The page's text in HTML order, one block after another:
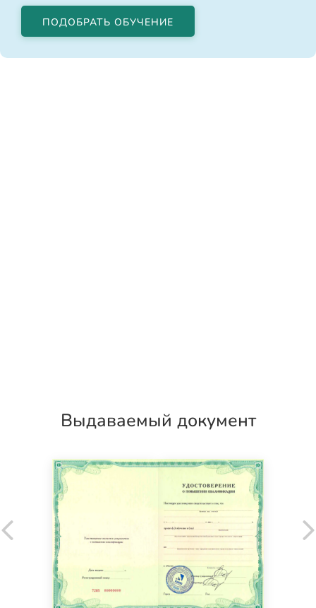
ПОДОБРАТЬ ОБУЧЕНИЕ
Выдаваемый документ